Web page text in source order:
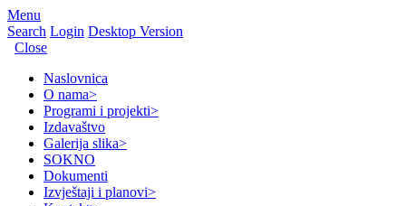
Menu
Search Login Desktop Version
Close
Naslovnica
O nama>
Programi i projekti>
Izdavaštvo
Galerija slika>
SOKNO
Dokumenti
Izvještaji i planovi>